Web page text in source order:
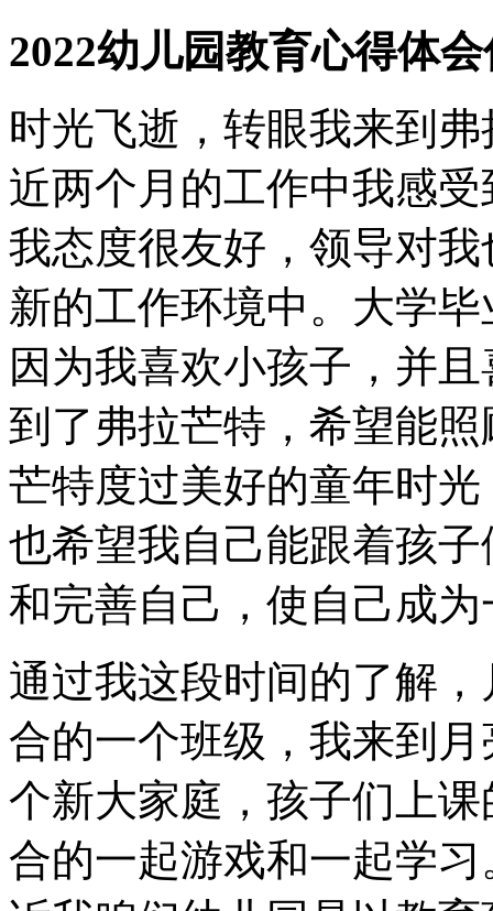
2022幼儿园教育心得体
时光飞逝，转眼我来到
近两个月的工作中我感
我态度很友好，领导对
新的工作环境中。大学
因为我喜欢小孩子，并
到了弗拉芒特，希望能
芒特度过美好的童年时
也希望我自己能跟着孩
和完善自己，使自己成
通过我这段时间的了解
合的一个班级，我来到
个新大家庭，孩子们上
合的一起游戏和一起学